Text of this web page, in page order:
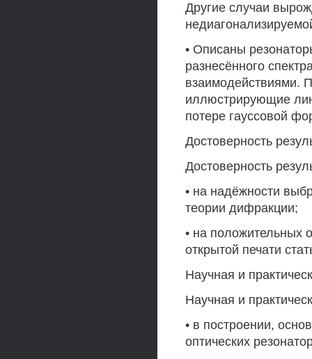
Другие случаи
• Описаны
разнесённого
взаимодействиями.
иллюстрирующие
потере гауссовой
Достоверность
Достоверность
• на надёжности
теории дифракции;
• на положительных
открытой печати
Научная и
Научная и
• в построении,
оптических